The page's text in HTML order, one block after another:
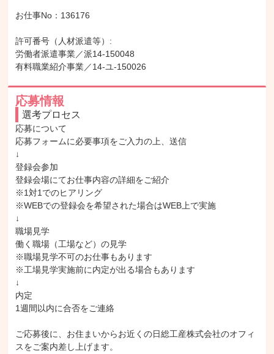
お仕事No：136176
許可番号（人材派遣等）:
労働者派遣事業／派14-150048
有料職業紹介事業／14-ユ-150026
応募情報
選考プロセス
応募について
応募フォームに必要事項をご入力の上、送信
↓
登録会参加
登録会場にてお仕事内容の詳細をご紹介
※1対1でのヒアリング
※WEBでの登録会を希望された場合はWEB上で実施
↓
職場見学
働く職場（工場など）の見学
※職場見学不可のお仕事もあります
※工場見学実施前に内定が出る場合もあります
↓
内定
1週間以内に合否をご連絡
ご応募後に、お住まいからお近くの日総工産株式会社のオフィ
スをご案内差し上げます。